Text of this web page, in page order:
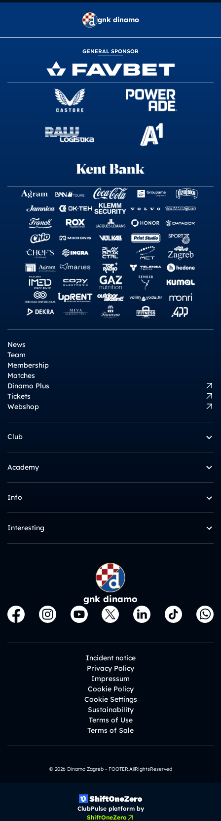
gnk dinamo
GENERAL SPONSOR
News
Team
Membership
Matches
Dinamo Plus
Tickets
Webshop
Club
Academy
Info
Interesting
gnk dinamo
Incident notice
Privacy Policy
Impressum
Cookie Policy
Cookie Settings
Sustainability
Terms of Use
Terms of Sale
© 2026 Dinamo Zagreb - FOOTER.AllRightsReserved
ClubPulse platform by
ShiftOneZero